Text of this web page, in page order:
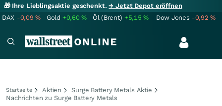
🎁 Ihre Lieblingsaktie geschenkt.→ Jetzt Depot eröffnen
DAX -0,09% Gold +0,60% Öl (Brent) +5,15% Dow Jones -0,92%
Startseite Aktien
Surge Battery Metals Aktie
Nachrichten zu Surge Battery Metals